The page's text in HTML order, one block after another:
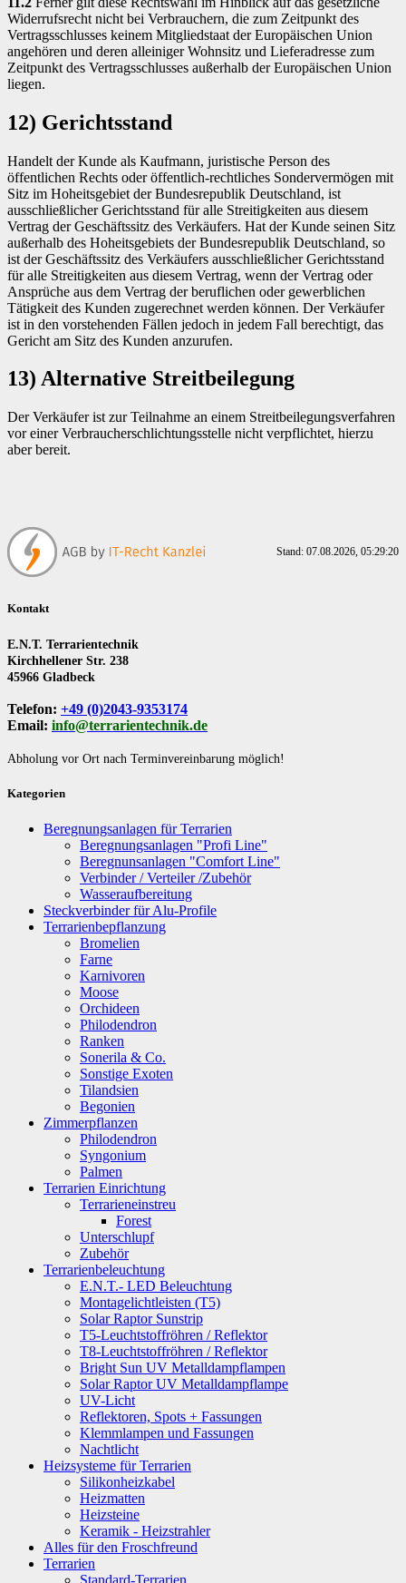
Widerrufsrecht nicht bei Verbrauchern, die zum Zeitpunkt des
Vertragsschlusses keinem Mitgliedstaat der Europäischen Union
angehören und deren alleiniger Wohnsitz und Lieferadresse zum
Zeitpunkt des Vertragsschlusses außerhalb der Europäischen Union
liegen.
12) Gerichtsstand
Handelt der Kunde als Kaufmann, juristische Person des
öffentlichen Rechts oder öffentlich-rechtliches Sondervermögen mit
Sitz im Hoheitsgebiet der Bundesrepublik Deutschland, ist
ausschließlicher Gerichtsstand für alle Streitigkeiten aus diesem
Vertrag der Geschäftssitz des Verkäufers. Hat der Kunde seinen Sitz
außerhalb des Hoheitsgebiets der Bundesrepublik Deutschland, so
ist der Geschäftssitz des Verkäufers ausschließlicher Gerichtsstand
für alle Streitigkeiten aus diesem Vertrag, wenn der Vertrag oder
Ansprüche aus dem Vertrag der beruflichen oder gewerblichen
Tätigkeit des Kunden zugerechnet werden können. Der Verkäufer
ist in den vorstehenden Fällen jedoch in jedem Fall berechtigt, das
Gericht am Sitz des Kunden anzurufen.
13) Alternative Streitbeilegung
Der Verkäufer ist zur Teilnahme an einem Streitbeilegungsverfahren
vor einer Verbraucherschlichtungsstelle nicht verpflichtet, hierzu
aber bereit.
Stand: 07.08.2026, 05:29:20
Kontakt
E.N.T. Terrarientechnik
Kirchhellener Str. 238
45966 Gladbeck
Telefon: +49 (0)2043-9353174
Email: info@terrarientechnik.de
Abholung vor Ort nach Terminvereinbarung möglich!
Kategorien
Beregnungsanlagen für Terrarien
Beregnungsanlagen "Profi Line"
Beregnunsanlagen "Comfort Line"
Verbinder / Verteiler /Zubehör
Wasseraufbereitung
Steckverbinder für Alu-Profile
Terrarienbepflanzung
Bromelien
Farne
Karnivoren
Moose
Orchideen
Philodendron
Ranken
Sonerila & Co.
Sonstige Exoten
Tilandsien
Begonien
Zimmerpflanzen
Philodendron
Syngonium
Palmen
Terrarien Einrichtung
Terrarieneinstreu
Forest
Unterschlupf
Zubehör
Terrarienbeleuchtung
E.N.T.- LED Beleuchtung
Montagelichtleisten (T5)
Solar Raptor Sunstrip
T5-Leuchtstoffröhren / Reflektor
T8-Leuchtstoffröhren / Reflektor
Bright Sun UV Metalldampflampen
Solar Raptor UV Metalldampflampe
UV-Licht
Reflektoren, Spots + Fassungen
Klemmlampen und Fassungen
Nachtlicht
Heizsysteme für Terrarien
Silikonheizkabel
Heizmatten
Heizsteine
Keramik - Heizstrahler
Alles für den Froschfreund
Terrarien
Standard-Terrarien